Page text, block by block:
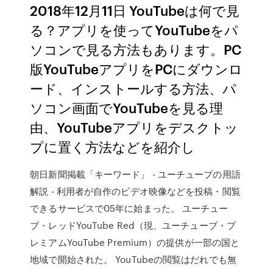
2018年12月11日 YouTubeは何で見
る？アプリを使ってYouTubeをパ
ソコンで見る方法もあります。PC
版YouTubeアプリをPCにダウンロ
ード、インストールする方法、パ
ソコン画面でYouTubeを見る理
由、YouTubeアプリをデスクトッ
プに置く方法などを紹介し
朝日新聞掲載「キーワード」 - ユーチューブの用語
解説 - 利用者が自作のビデオ映像などを投稿・閲覧
できるサービスで05年に始まった。 ユーチュー
ブ・レッドYouTube Red（現、ユーチューブ・プ
レミアムYouTube Premium）の提供が一部の国と
地域で開始された。 YouTubeの閲覧はだれでも無